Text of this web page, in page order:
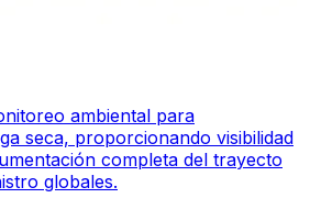
ambiental para
seca, proporcionando visibilidad
completa del trayecto
globales.